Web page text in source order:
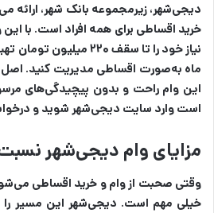
دیجی‌شهر، زیرمجموعه بانک شهر،
خرید اقساطی برای همه افراد است. با این
ماه به‌صورت اقساطی مدیریت کنید. اصل
این وام راحت و بدون پیچیدگی‌های
است وارد سایت دیجی‌شهر شوید و
مزایای وام دیجی‌شهر
وقتی صحبت از وام و خرید اقساطی
خیلی مهم است. دیجی‌شهر این مسیر را